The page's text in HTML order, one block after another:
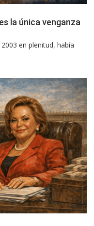
la única venganza
en plenitud, había